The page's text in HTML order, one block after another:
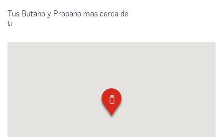
Tus Butano y Propano mas cerca de
ti